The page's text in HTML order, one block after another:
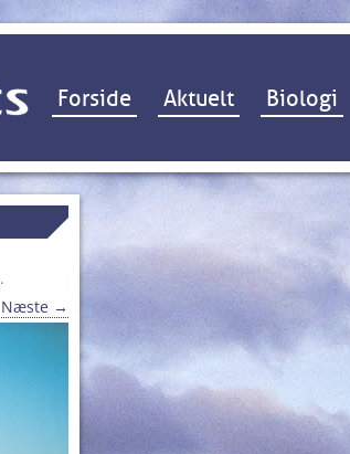
Hop til indhold
Forside Aktuelt Biologi
.
Næste →